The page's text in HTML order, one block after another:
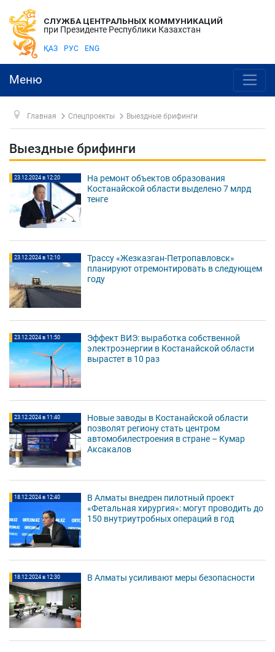
СЛУЖБА ЦЕНТРАЛЬНЫХ КОММУНИКАЦИЙ
при Президенте Республики Казахстан
ҚАЗ РУС ENG
Меню
Главная Спецпроекты Выездные брифинги
Выездные брифинги
23.12.2024 в 12:20
На ремонт объектов образования
Костанайской области выделено 7 млрд
тенге
23.12.2024 в 12:10
Трассу «Жезказган-Петропавловск»
планируют отремонтировать в следующем
году
23.12.2024 в 11:50
Эффект ВИЭ: выработка собственной
электроэнергии в Костанайской области
вырастет в 10 раз
23.12.2024 в 11:40
Новые заводы в Костанайской области
позволят региону стать центром
автомобилестроения в стране – Кумар
Аксакалов
18.12.2024 в 12:40
В Алматы внедрен пилотный проект
«Фетальная хирургия»: могут проводить до
150 внутриутробных операций в год
18.12.2024 в 12:30 В Алматы усиливают меры безопасности